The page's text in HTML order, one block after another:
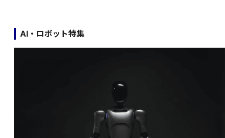
AI・ロボット特集